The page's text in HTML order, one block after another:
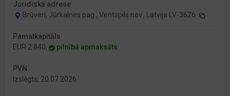
Juridiskā adrese
Brūveri, Jūrkalnes pag., Ventspils nov., Latvija LV-3626
Pamatkapitāls
EUR 2 840,
pilnībā apmaksāts
PVN
Izslēgts, 20.07.2026